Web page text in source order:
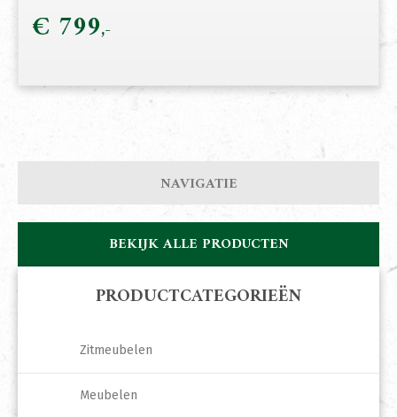
€ 799
NAVIGATIE
BEKIJK ALLE PRODUCTEN
PRODUCTCATEGORIEËN
Zitmeubelen
Meubelen